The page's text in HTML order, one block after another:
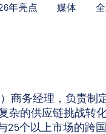
年亮点 媒体
商务经理，负责制
杂的供应链挑战转
个以上市场的跨